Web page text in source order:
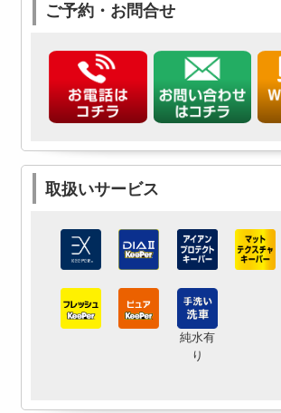
ご予約・お問合せ
取扱いサービス
純水有
り